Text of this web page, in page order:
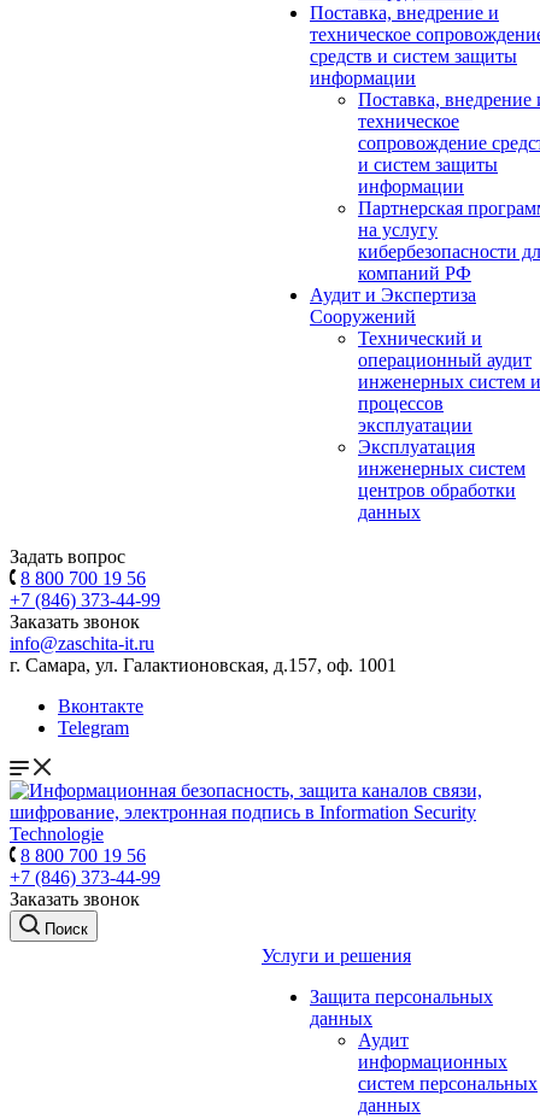
Поставка, внедрение и
техническое
средств и систем защиты
информации
Поставка, внедрение
техническое
сопровождение
и систем защиты
информации
Партнерская
на услугу
кибербезопасности
компаний РФ
Аудит и Экспертиза
Сооружений
Технический и
операционный аудит
инженерных систем и
процессов
эксплуатации
Эксплуатация
инженерных систем
центров обработки
данных
Задать вопрос
8 800 700 19 56
+7 (846) 373-44-99
Заказать звонок
info@zaschita-it.ru
г. Самара, ул. Галактионовская, д.157, оф. 1001
Вконтакте
Telegram
8 800 700 19 56
+7 (846) 373-44-99
Заказать звонок
Поиск
Услуги и решения
Защита персональных
данных
Аудит
информационных
систем персональных
данных